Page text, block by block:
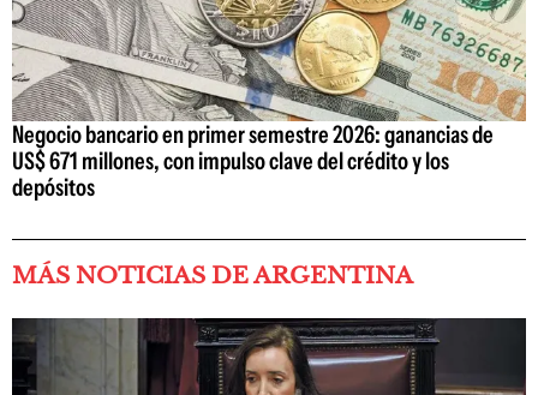
Negocio bancario en primer semestre 2026: ganancias de
US$ 671 millones, con impulso clave del crédito y los
depósitos
MÁS NOTICIAS DE ARGENTINA